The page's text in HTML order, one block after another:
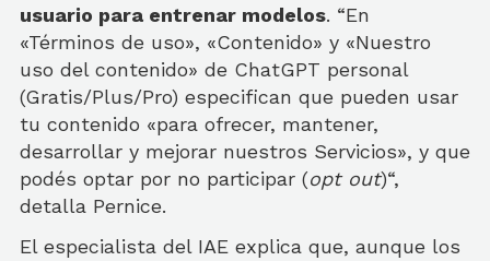
usuario para entrenar modelos. “En
«Términos de uso», «Contenido» y «Nuestro
uso del contenido» de ChatGPT personal
(Gratis/Plus/Pro) especifican que pueden usar
tu contenido «para ofrecer, mantener,
desarrollar y mejorar nuestros Servicios», y que
podés optar por no participar (opt out)“,
detalla Pernice.
El especialista del IAE explica que, aunque los